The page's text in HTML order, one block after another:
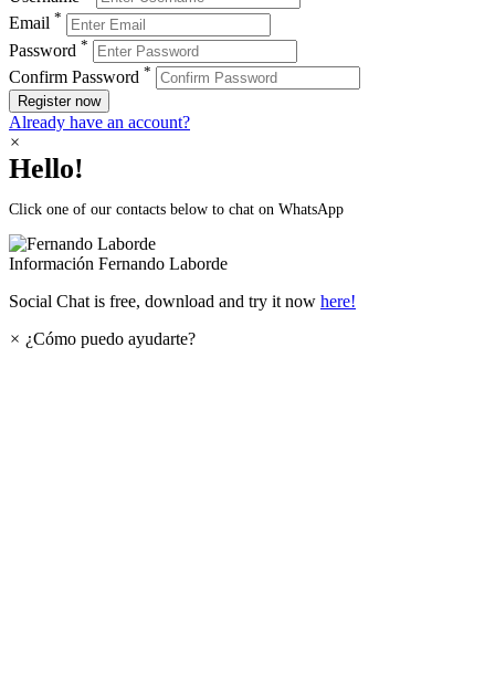
Email *
Password *
Confirm Password *
Register now
Already have an account?
×
Hello!
Click one of our contacts below to chat on WhatsApp
Información Fernando Laborde
Social Chat is free, download and try it now here!
× ¿Cómo puedo ayudarte?